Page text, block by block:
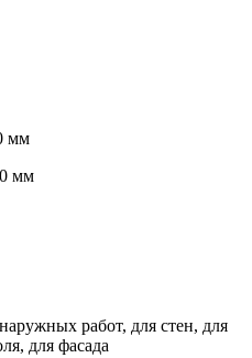
мм
мм
работ, для стен, для
для фасада